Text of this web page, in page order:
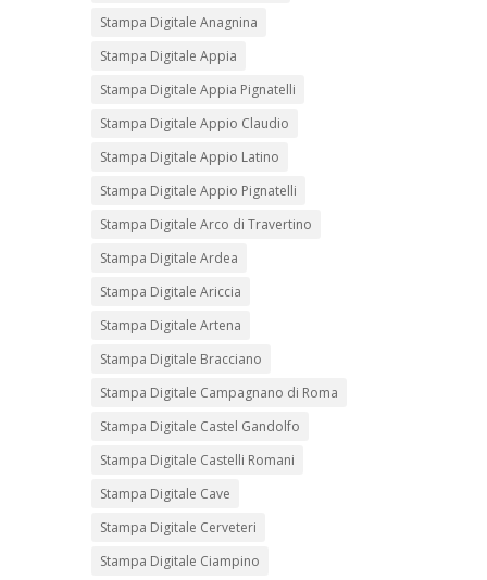
Stampa Digitale Anagnina
Stampa Digitale Appia
Stampa Digitale Appia Pignatelli
Stampa Digitale Appio Claudio
Stampa Digitale Appio Latino
Stampa Digitale Appio Pignatelli
Stampa Digitale Arco di Travertino
Stampa Digitale Ardea
Stampa Digitale Ariccia
Stampa Digitale Artena
Stampa Digitale Bracciano
Stampa Digitale Campagnano di Roma
Stampa Digitale Castel Gandolfo
Stampa Digitale Castelli Romani
Stampa Digitale Cave
Stampa Digitale Cerveteri
Stampa Digitale Ciampino